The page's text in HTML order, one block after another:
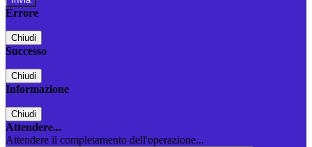
Errore
Chiudi
Successo
Chiudi
Informazione
Chiudi
Attendere...
Attendere il completamento dell'operazione...